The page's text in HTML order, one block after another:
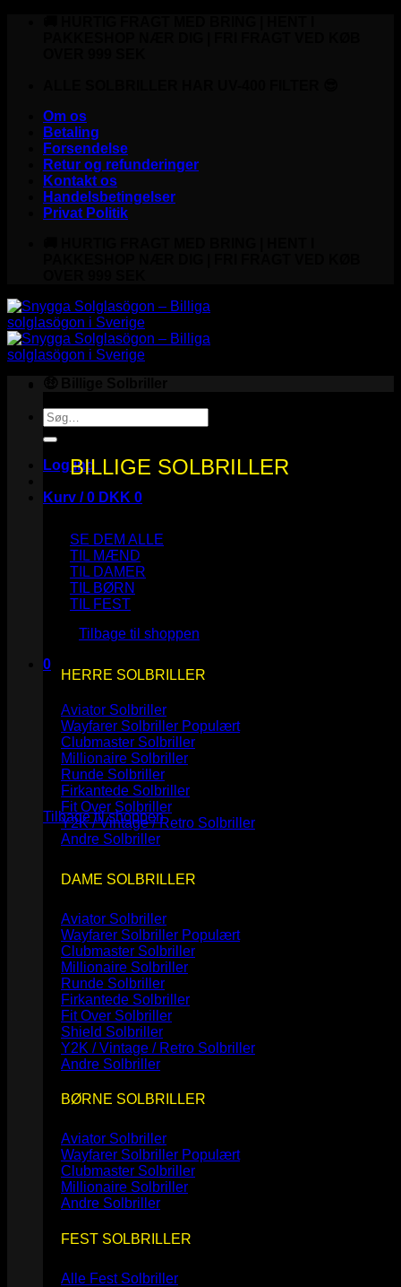
Om os
Betaling
Forsendelse
Retur og refunderinger
Kontakt os
Handelsbetingelser
Privat Politik
Søg
efter:
Log ind
Kurv /0 DKK 0
Ingen varer i kurven.
Tilbage til shoppen
0
Kurv
Ingen varer i kurven.
Tilbage til shoppen
BILLIGE SOLBRILLER
SE DEM ALLE
TIL MÆND
TIL DAMER
TIL BØRN
TIL FEST
HERRE SOLBRILLER
Aviator Solbriller
Wayfarer Solbriller
Clubmaster Solbriller
Millionaire Solbriller
Runde Solbriller
Firkantede Solbriller
Fit Over Solbriller
Y2K / Vintage / Retro Solbriller
Andre Solbriller
DAME SOLBRILLER
Aviator Solbriller
Wayfarer Solbriller
Clubmaster Solbriller
Millionaire Solbriller
Runde Solbriller
Firkantede Solbriller
Fit Over Solbriller
Shield Solbriller
Y2K / Vintage / Retro Solbriller
Andre Solbriller
BØRNE SOLBRILLER
Aviator Solbriller
Wayfarer Solbriller
Clubmaster Solbriller
Millionaire Solbriller
Andre Solbriller
FEST SOLBRILLER
Alle Fest Solbriller